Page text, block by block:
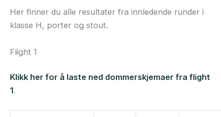
Her finner du alle resultater fra innledende runder i
klasse H, porter og stout.
Flight 1
Klikk her for å laste ned dommerskjemaer fra flight
1.